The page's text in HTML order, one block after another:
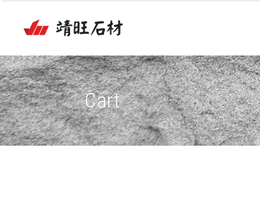
Cart